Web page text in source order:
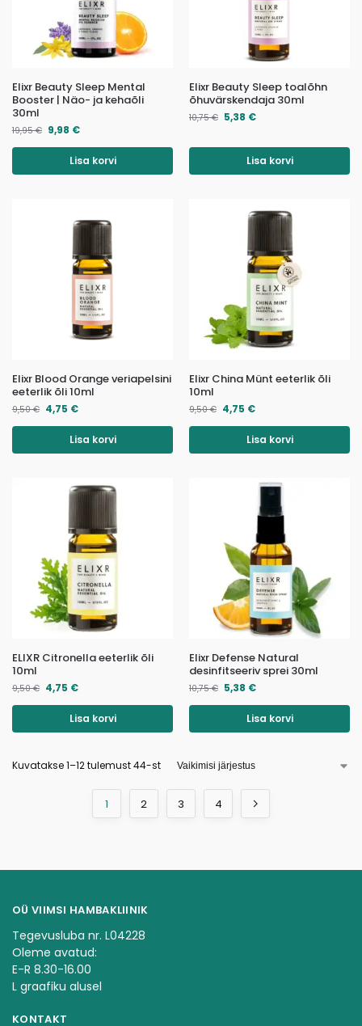
Elixr Beauty Sleep Mental
Booster | Näo- ja kehaõli
30ml
19,95€ 9,98 €
Lisa korvi
Elixr Beauty Sleep toalõhn
õhuvärskendaja 30ml
10,75€ 5,38 €
Lisa korvi
Elixr Blood Orange veriapelsini
eeterlik õli 10ml
9,50€ 4,75 €
Lisa korvi
Elixr China Münt eeterlik õli
10ml
9,50€ 4,75 €
Lisa korvi
ELIXR Citronella eeterlik õli
10ml
9,50€ 4,75 €
Lisa korvi
Elixr Defense Natural
desinfitseeriv sprei 30ml
10,75€ 5,38 €
Lisa korvi
Kuvatakse 1–12 tulemust 44-st
1 2 3 4
OÜ VIIMSI HAMBAKLIINIK
Tegevusluba nr. L04228
Oleme avatud:
E-R 8.30-16.00
L graafiku alusel
KONTAKT